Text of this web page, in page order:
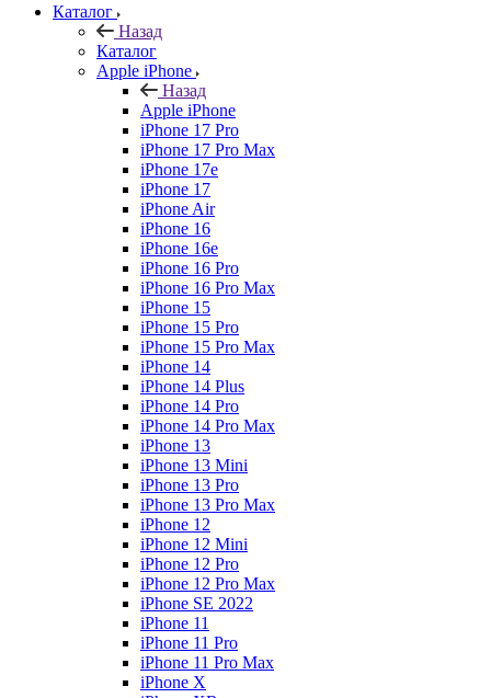
Каталог
Назад
Каталог
Apple iPhone
Назад
Apple iPhone
iPhone 17 Pro
iPhone 17 Pro Max
iPhone 17e
iPhone 17
iPhone Air
iPhone 16
iPhone 16e
iPhone 16 Pro
iPhone 16 Pro Max
iPhone 15
iPhone 15 Pro
iPhone 15 Pro Max
iPhone 14
iPhone 14 Plus
iPhone 14 Pro
iPhone 14 Pro Max
iPhone 13
iPhone 13 Mini
iPhone 13 Pro
iPhone 13 Pro Max
iPhone 12
iPhone 12 Mini
iPhone 12 Pro
iPhone 12 Pro Max
iPhone SE 2022
iPhone 11
iPhone 11 Pro
iPhone 11 Pro Max
iPhone X